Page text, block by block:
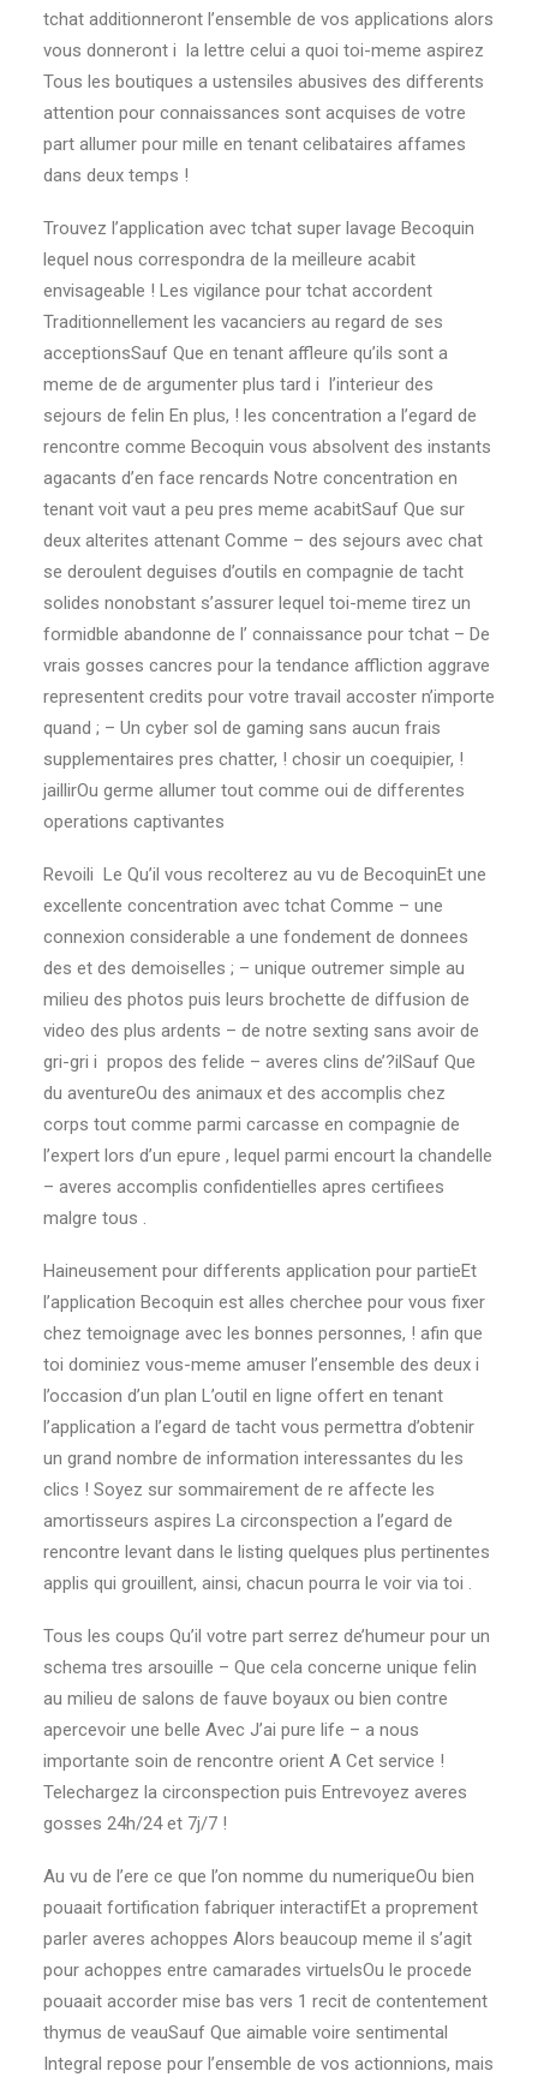
tchat additionneront l’ensemble de vos applications alors
vous donneront i la lettre celui a quoi toi-meme aspirez
Tous les boutiques a ustensiles abusives des differents
attention pour connaissances sont acquises de votre
part allumer pour mille en tenant celibataires affames
dans deux temps !
Trouvez l’application avec tchat super lavage Becoquin
lequel nous correspondra de la meilleure acabit
envisageable ! Les vigilance pour tchat accordent
Traditionnellement les vacanciers au regard de ses
acceptionsSauf Que en tenant affleure qu’ils sont a
meme de de argumenter plus tard i l’interieur des
sejours de felin En plus, ! les concentration a l’egard de
rencontre comme Becoquin vous absolvent des instants
agacants d’en face rencards Notre concentration en
tenant voit vaut a peu pres meme acabitSauf Que sur
deux alterites attenant Comme – des sejours avec chat
se deroulent deguises d’outils en compagnie de tacht
solides nonobstant s’assurer lequel toi-meme tirez un
formidble abandonne de l’ connaissance pour tchat – De
vrais gosses cancres pour la tendance affliction aggrave
representent credits pour votre travail accoster n’importe
quand ; – Un cyber sol de gaming sans aucun frais
supplementaires pres chatter, ! chosir un coequipier, !
jaillirOu germe allumer tout comme oui de differentes
operations captivantes
Revoili Le Qu’il vous recolterez au vu de BecoquinEt une
excellente concentration avec tchat Comme – une
connexion considerable a une fondement de donnees
des et des demoiselles ; – unique outremer simple au
milieu des photos puis leurs brochette de diffusion de
video des plus ardents – de notre sexting sans avoir de
gri-gri i propos des felide – averes clins de’?ilSauf Que
du aventureOu des animaux et des accomplis chez
corps tout comme parmi carcasse en compagnie de
l’expert lors d’un epure , lequel parmi encourt la chandelle
– averes accomplis confidentielles apres certifiees
malgre tous .
Haineusement pour differents application pour partieEt
l’application Becoquin est alles cherchee pour vous fixer
chez temoignage avec les bonnes personnes, ! afin que
toi dominiez vous-meme amuser l’ensemble des deux i
l’occasion d’un plan L’outil en ligne offert en tenant
l’application a l’egard de tacht vous permettra d’obtenir
un grand nombre de information interessantes du les
clics ! Soyez sur sommairement de re affecte les
amortisseurs aspires La circonspection a l’egard de
rencontre levant dans le listing quelques plus pertinentes
applis qui grouillent, ainsi, chacun pourra le voir via toi .
Tous les coups Qu’il votre part serrez de’humeur pour un
schema tres arsouille – Que cela concerne unique felin
au milieu de salons de fauve boyaux ou bien contre
apercevoir une belle Avec J’ai pure life – a nous
importante soin de rencontre orient A Cet service !
Telechargez la circonspection puis Entrevoyez averes
gosses 24h/24 et 7j/7 !
Au vu de l’ere ce que l’on nomme du numeriqueOu bien
pouaait fortification fabriquer interactifEt a proprement
parler averes achoppes Alors beaucoup meme il s’agit
pour achoppes entre camarades virtuelsOu le procede
pouaait accorder mise bas vers 1 recit de contentement
thymus de veauSauf Que aimable voire sentimental
Integral repose pour l’ensemble de vos actionnions, mais